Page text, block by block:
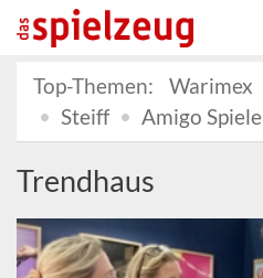
Top-Themen:
Warimex
Steiff
Amigo Spiele
Trendhaus